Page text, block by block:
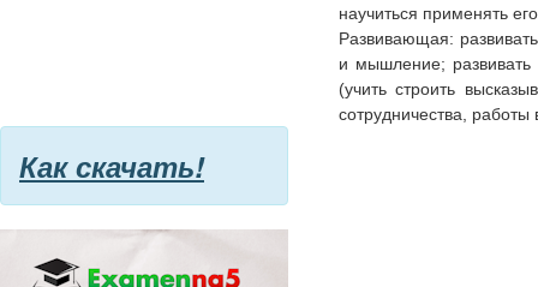
научиться применять
Развивающая:
и мышление; развивать
(учить строить
сотрудничества, работы
Как скачать!